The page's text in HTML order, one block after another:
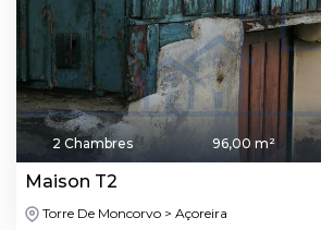
2 Chambres 96,00 m²
Maison T2
Torre De Moncorvo > Açoreira